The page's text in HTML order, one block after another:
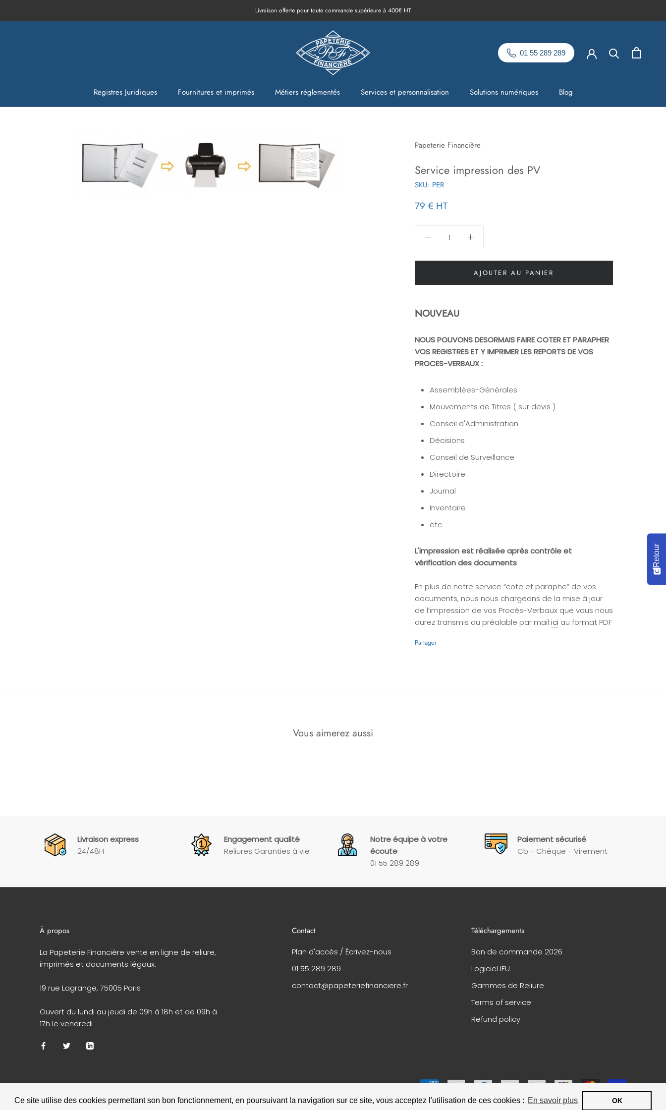
Ce site utilise des cookies permettant son bon fonctionnement, en poursuivant la navigation sur ce site, vous acceptez l'utilisation de ces cookies : En savoir plus OK
Livraison offerte pour toute commande supérieure à 400€ HT
Registres Juridiques
Fournitures et imprimés
Métiers réglementés
Services et personnalisation
Solutions numériques
Blog
01 55 289 289
Papeterie Financière
Service impression des PV
SKU: PER
79 € HT
AJOUTER AU PANIER
NOUVEAU
NOUS POUVONS DESORMAIS FAIRE COTER ET PARAPHER
VOS REGISTRES ET Y IMPRIMER LES REPORTS DE VOS
PROCES-VERBAUX :
Assemblées-Générales
Mouvements de Titres ( sur devis )
Conseil d'Administration
Décisions
Conseil de Surveillance
Directoire
Journal
Inventaire
etc
L'impression est réalisée après contrôle et
vérification des documents
En plus de notre service “cote et paraphe” de vos
documents, nous nous chargeons de la mise à jour
de l’impression de vos Procès-Verbaux que vous nous
aurez transmis au préalable par mail ici au format PDF
Partager
Vous aimerez aussi
Livraison express
24/48H
Engagement qualité
Reliures Garanties à vie
Notre équipe à votre
écoute
01 55 289 289
Paiement sécurisé
Cb - Chèque - Virement
À propos
La Papeterie Financière vente en ligne de reliure,
imprimés et documents légaux.
19 rue Lagrange, 75005 Paris
Ouvert du lundi au jeudi de 09h à 18h et de 09h à
17h le vendredi
Contact
Plan d'accès / Écrivez-nous
01 55 289 289
contact@papeteriefinanciere.fr
Téléchargements
Bon de commande 2026
Logiciel IFU
Gammes de Reliure
Terms of service
Refund policy
Retour